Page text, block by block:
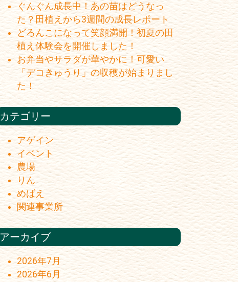
ぐんぐん成長中！あの苗はどうなっ
た？田植えから3週間の成長レポート
どろんこになって笑顔満開！初夏の田
植え体験会を開催しました！
お弁当やサラダが華やかに！可愛い
「デコきゅうり」の収穫が始まりまし
た！
カテゴリー
アゲイン
イベント
農場
りん
めばえ
関連事業所
アーカイブ
2026年7月
2026年6月